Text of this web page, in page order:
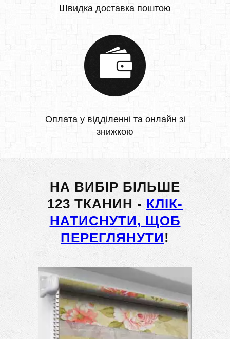
Швидка доставка поштою
Оплата у відділенні та онлайн зі
знижкою
НА ВИБІР БІЛЬШЕ
123 ТКАНИН - КЛІК-
НАТИСНУТИ, ЩОБ
ПЕРЕГЛЯНУТИ!